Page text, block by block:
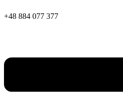
+48 884 077 377